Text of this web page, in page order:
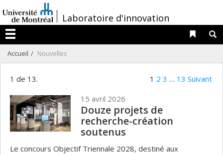
au
contenu
/Laboratoire d'innovation
Menu
Liens
Accueil Nouvelles
1 de 13. 1 2 3 … 13 Suivant
15 avril 2026
Douze projets de
recherche-création
soutenus
Le concours Objectif Triennale 2028, destiné aux